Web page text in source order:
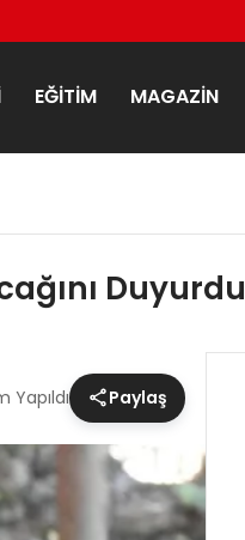
EĞITIM MAGAZIN
Duyurdu
Yapıldı Paylaş